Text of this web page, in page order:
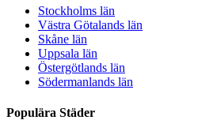
Stockholms län
Västra Götalands län
Skåne län
Uppsala län
Östergötlands län
Södermanlands län
Populära Städer